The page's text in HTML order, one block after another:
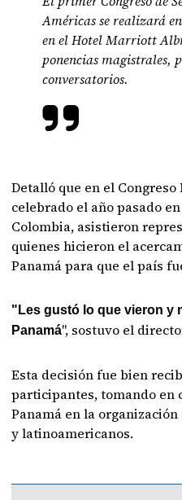
Américas se realizará
en el Hotel Marriott
ponencias magistrales,
conversatorios.
Detalló que en el
celebrado el año pasado
Colombia, asistieron
quienes hicieron el
Panamá para que el país
"Les gustó lo que vieron y
Panamá", sostuvo el
Esta decisión fue bien
participantes, tomando en
Panamá en la
y latinoamericanos.